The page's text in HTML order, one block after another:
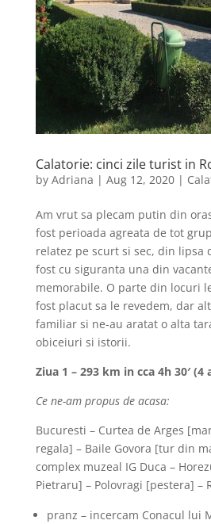
Calatorie: cinci zile turist in
by Adriana | Aug 12, 2020|
Am vrut sa plecam putin din
fost perioada agreata de tot
relatez pe scurt si sec, din lipsa
fost cu siguranta una din
memorabile. O parte din locuri
fost placut sa le revedem, dar
familiar si ne-au aratat o alta
obiceiuri si istorii.
Ziua 1 – 293 km in cca 4h 30′ (4
Ce ne-am propus de acasa:
Bucuresti – Curtea de Arges
regala] – Baile Govora [tur din
complex muzeal IG Duca –
Pietraru] – Polovragi [pestera] –
pranz – incercam Conacul lui